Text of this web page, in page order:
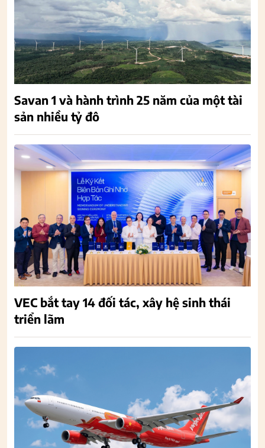
Savan 1 và hành trình 25 năm của một tài
sản nhiều tỷ đô
VEC bắt tay 14 đối tác, xây hệ sinh thái
triển lãm